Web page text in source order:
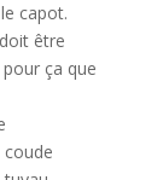
capot.
être
ça que